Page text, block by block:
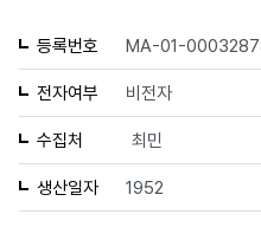
등록번호 MA-01-
전자여부 비전자
수집처 최민
생산일자 1952